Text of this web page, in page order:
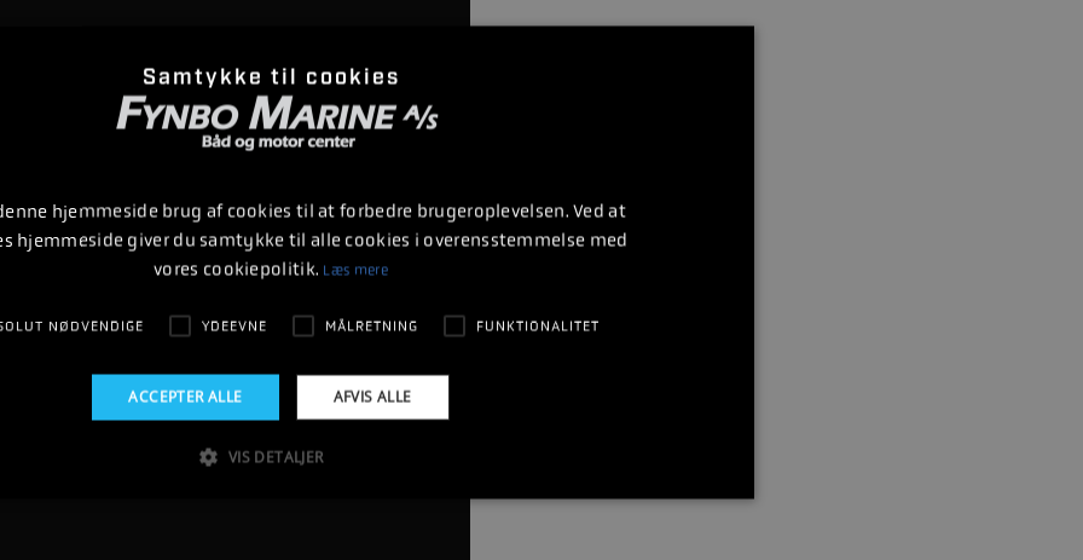
Samtykke til cookies
hjemmeside brug af cookies til at forbedre brugeroplevelsen. Ved at
hjemmeside giver du samtykke til alle cookies i overensstemmelse med
vores cookiepolitik. Læs mere
NØDVENDIGE YDEEVNE MÅLRETNING FUNKTIONALITET
ACCEPTER ALLE AFVIS ALLE
VIS DETALJER